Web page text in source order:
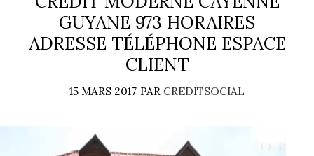
GUYANE 973 HORAIRES
ADRESSE TÉLÉPHONE ESPACE
CLIENT
15 MARS 2017 PAR CREDITSOCIAL